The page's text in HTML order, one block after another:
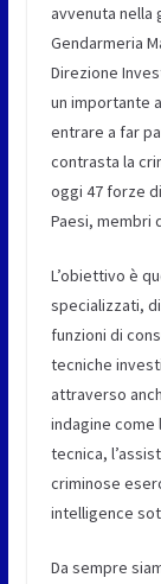
avvenuta nella
Gendarmeria
Direzione
un importante
entrare a far
contrasta la
oggi 47 forze
Paesi, membri
L’obiettivo è
specializzati,
funzioni di
tecniche
attraverso
indagine come
tecnica,
criminose
intelligence
Da sempre